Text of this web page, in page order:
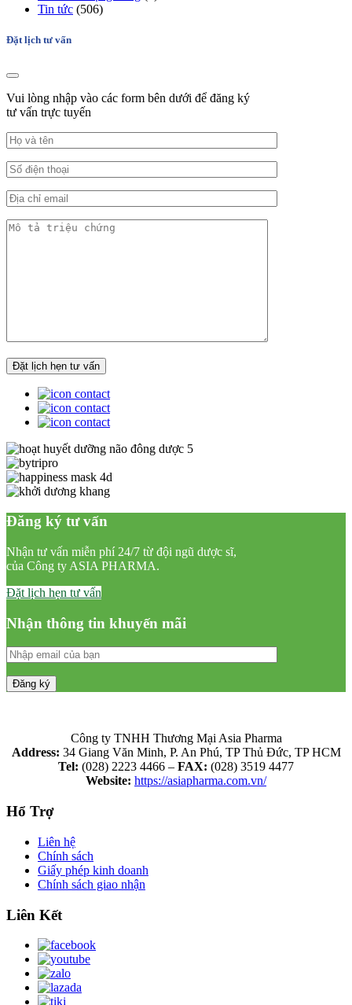
Tin tức (506)
Đặt lịch tư vấn
Vui lòng nhập vào các form bên dưới để đăng ký
tư vấn trực tuyến
Đăng ký tư vấn
Nhận tư vấn miễn phí 24/7 từ đội ngũ dược sĩ,
của Công ty ASIA PHARMA.
Đặt lịch hẹn tư vấn
Nhận thông tin khuyến mãi
Công ty TNHH Thương Mại Asia Pharma
Address: 34 Giang Văn Minh, P. An Phú, TP Thủ Đức, TP HCM
Tel: (028) 2223 4466 – FAX: (028) 3519 4477
Website: https://asiapharma.com.vn/
Hổ Trợ
Liên hệ
Chính sách
Giấy phép kinh doanh
Chính sách giao nhận
Liên Kết